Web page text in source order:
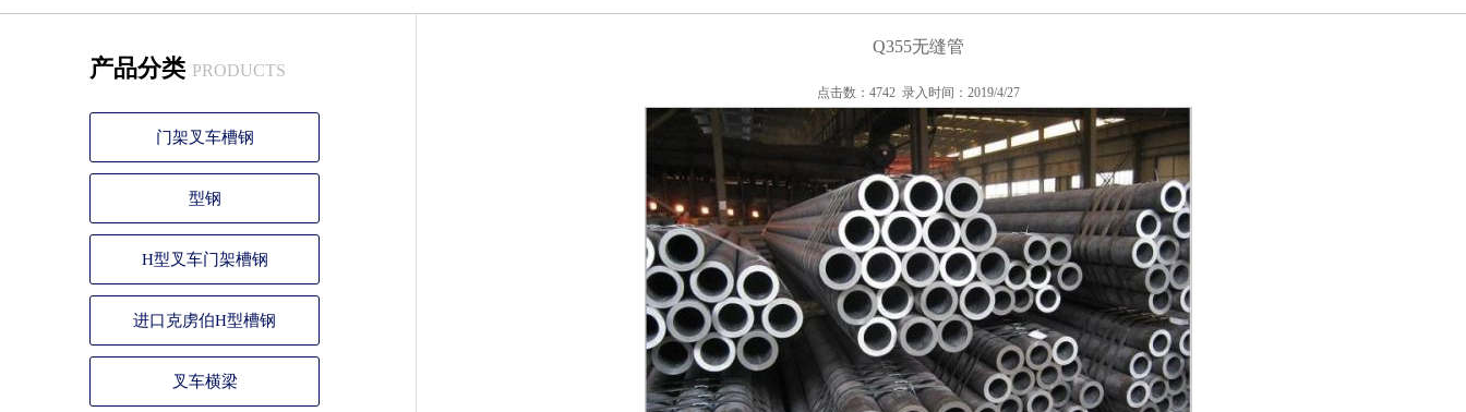
产品分类 PRODUCTS
门架叉车槽钢
型钢
H型叉车门架槽钢
进口克虏伯H型槽钢
叉车横梁
Q355无缝管
点击数：4742 录入时间：2019/4/27